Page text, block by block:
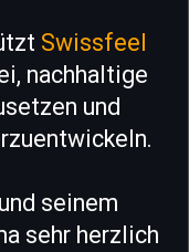
Swissfeel
nachhaltige
und
seinem
sehr herzlich